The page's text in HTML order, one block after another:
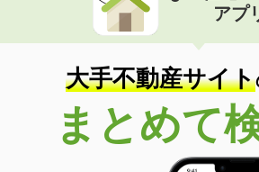
アプ
大手不動産サイト
まとめて